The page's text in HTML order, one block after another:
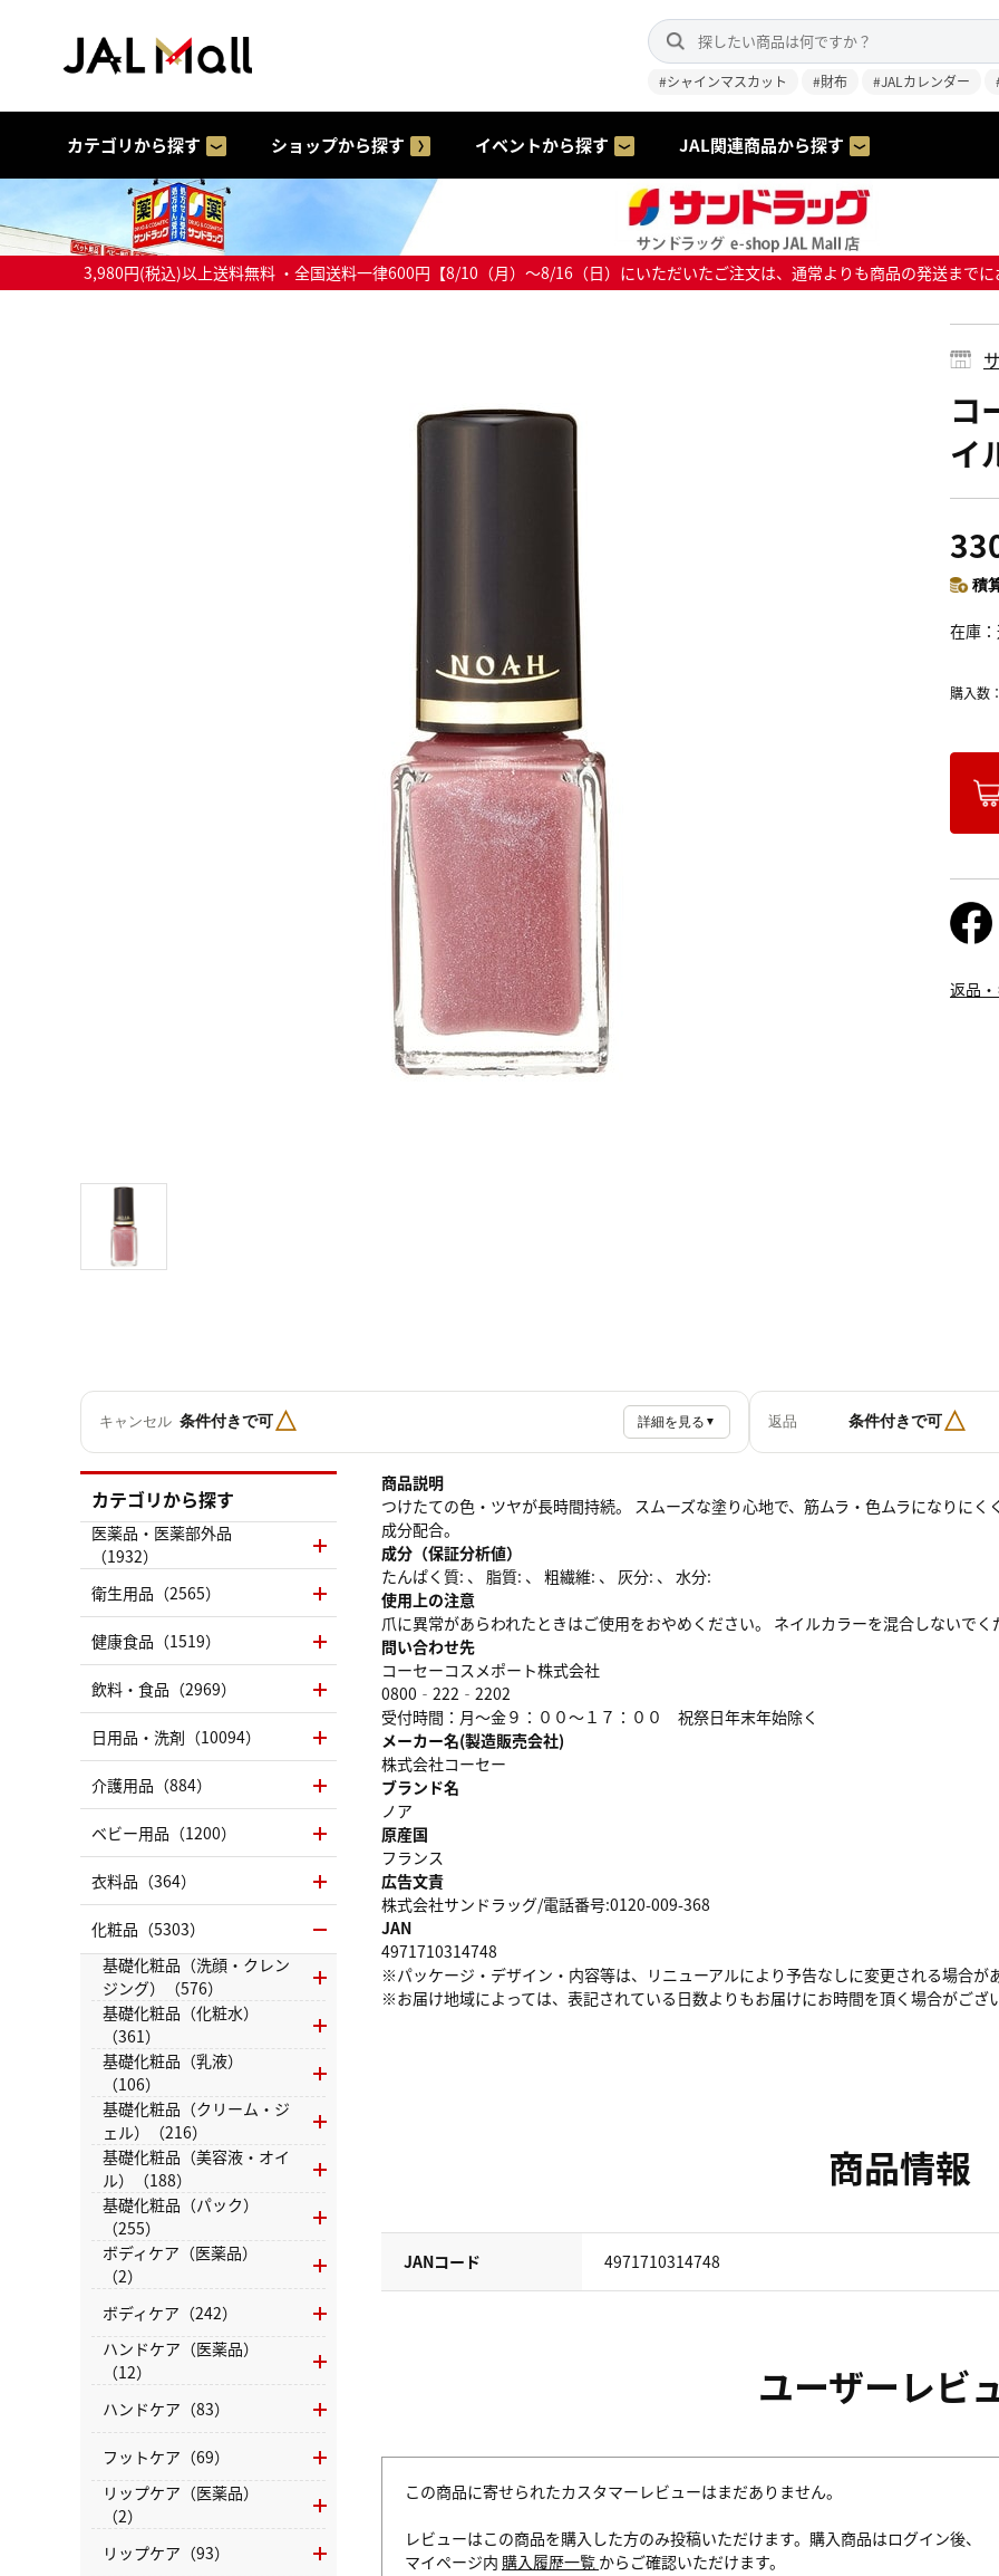
#シャインマスカット #財布 #JALカレンダー
カテゴリから探す ショップから探す イベントから探す JAL関連商品から探す
3,980円(税込)以上送料無料 ・全国送料一律600円【8/10（月）～8/16（日）にいただいたご注文は、通常よりも商品の発送まで
コ
イ
積
在庫
購入数
返品
キャンセル 条件付きで可△ 詳細を見る ▼ 返品 条件付きで可△
商品説明
つけたての色・ツヤが長時間持続。 スムーズな塗り心地で、筋ムラ・色ムラになりに
成分配合。
成分（保証分析値）
たんぱく質: 、 脂質: 、 粗繊維: 、 灰分: 、 水分:
使用上の注意
爪に異常があらわれたときはご使用をおやめください。 ネイルカラーを混合しないで
問い合わせ先
コーセーコスメポート株式会社
0800‐222‐2202
受付時間：月～金９：００～１７：００ 祝祭日年末年始除く
メーカー名(製造販売会社)
株式会社コーセー
ブランド名
ノア
原産国
フランス
広告文責
株式会社サンドラッグ/電話番号:0120-009-368
JAN
4971710314748
※パッケージ・デザイン・内容等は、リニューアルにより予告なしに変更される場合が
※お届け地域によっては、表記されている日数よりもお届けにお時間を頂く場合がござ
商品情報
JANコード 4971710314748
ユーザーレビ
この商品に寄せられたカスタマーレビューはまだありません。
レビューはこの商品を購入した方のみ投稿いただけます。購入商品はログイン後、
マイページ内 購入履歴一覧 からご確認いただけます。
カテゴリから探す
医薬品・医薬部外品
（1932）
衛生用品（2565）
健康食品（1519）
飲料・食品（2969）
日用品・洗剤（10094）
介護用品（884）
ベビー用品（1200）
衣料品（364）
化粧品（5303）
基礎化粧品（洗顔・クレン
ジング）（576）
基礎化粧品（化粧水）
（361）
基礎化粧品（乳液）
（106）
基礎化粧品（クリーム・ジ
ェル）（216）
基礎化粧品（美容液・オイ
ル）（188）
基礎化粧品（パック）
（255）
ボディケア（医薬品）
（2）
ボディケア（242）
ハンドケア（医薬品）
（12）
ハンドケア（83）
フットケア（69）
リップケア（医薬品）
（2）
リップケア（93）